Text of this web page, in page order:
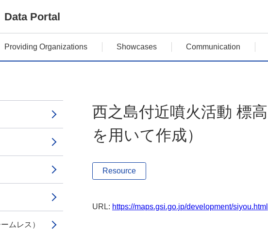
Data Portal
Providing Organizations Showcases Communication
ムレス）
西之島付近噴火活動 標
を用いて作成）
Resource
URL: https://maps.gsi.go.jp/development/siyou.html